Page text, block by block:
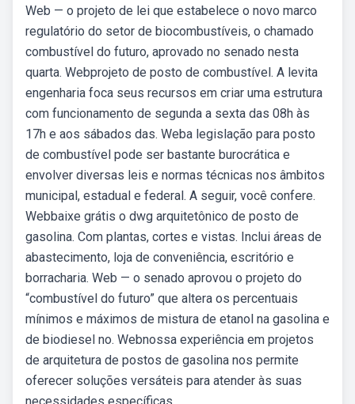
Web — o projeto de lei que estabelece o novo marco
regulatório do setor de biocombustíveis, o chamado
combustível do futuro, aprovado no senado nesta
quarta. Webprojeto de posto de combustível. A levita
engenharia foca seus recursos em criar uma estrutura
com funcionamento de segunda a sexta das 08h às
17h e aos sábados das. Weba legislação para posto
de combustível pode ser bastante burocrática e
envolver diversas leis e normas técnicas nos âmbitos
municipal, estadual e federal. A seguir, você confere.
Webbaixe grátis o dwg arquitetônico de posto de
gasolina. Com plantas, cortes e vistas. Inclui áreas de
abastecimento, loja de conveniência, escritório e
borracharia. Web — o senado aprovou o projeto do
“combustível do futuro” que altera os percentuais
mínimos e máximos de mistura de etanol na gasolina e
de biodiesel no. Webnossa experiência em projetos
de arquitetura de postos de gasolina nos permite
oferecer soluções versáteis para atender às suas